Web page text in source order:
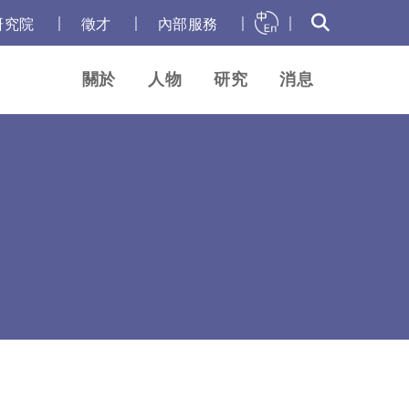
究院 徵才 內部服務
關於 人物 研究 消息